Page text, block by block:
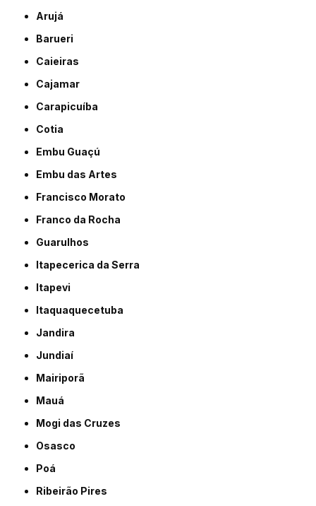
Arujá
Barueri
Caieiras
Cajamar
Carapicuíba
Cotia
Embu Guaçú
Embu das Artes
Francisco Morato
Franco da Rocha
Guarulhos
Itapecerica da Serra
Itapevi
Itaquaquecetuba
Jandira
Jundiaí
Mairiporã
Mauá
Mogi das Cruzes
Osasco
Poá
Ribeirão Pires